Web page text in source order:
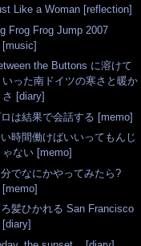
Like a Woman [reflection]
Frog Frog Jump 2007
[music]
the Buttons に溶けて
いった南ドイツの寒さと暖か
さ [diary]
は結果で会話する [memo]
時間働けばいいってもんじ
ゃない [memo]
でなにかやってみたら?
[memo]
髪ひかれる San Francisco
[diary]